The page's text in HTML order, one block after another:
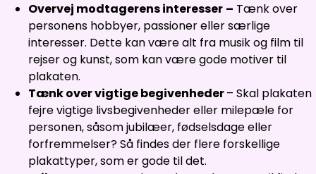
Overvej modtagerens interesser – Tænk over
personens hobbyer, passioner eller særlige
interesser. Dette kan være alt fra musik og film til
rejser og kunst, som kan være gode motiver til
plakaten.
Tænk over vigtige begivenheder– Skal plakaten
fejre vigtige livsbegivenheder eller milepæle for
personen, såsom jubilæer, fødselsdage eller
forfremmelser? Så findes der flere forskellige
plakattyper, som er gode til det.